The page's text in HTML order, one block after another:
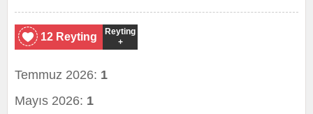
12 Reyting
Reyting
+
Temmuz 2026: 1
Mayıs 2026: 1